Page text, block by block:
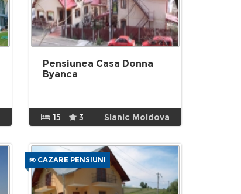
Pensiunea Casa Donna
Byanca
15 3 Slanic Moldova
CAZARE PENSIUNI